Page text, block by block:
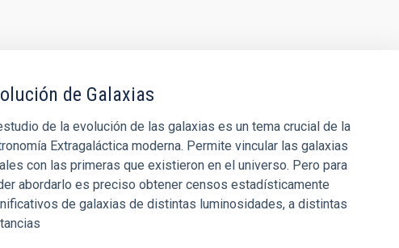
de Galaxias
de la evolución de las galaxias es un tema crucial de la
Extragaláctica moderna. Permite vincular las galaxias
con las primeras que existieron en el universo. Pero para
abordarlo es preciso obtener censos estadísticamente
de galaxias de distintas luminosidades, a distintas